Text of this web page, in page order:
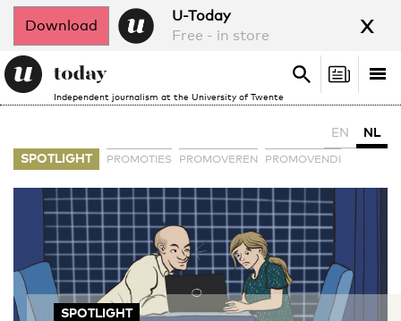
Download
U-Today
Free - in store
x
Independent journalism at the University of Twente
Search
Search
EN
NL
SPOTLIGHT
PROMOTIES PROMOVEREN PROMOVENDI
SPOTLIGHT